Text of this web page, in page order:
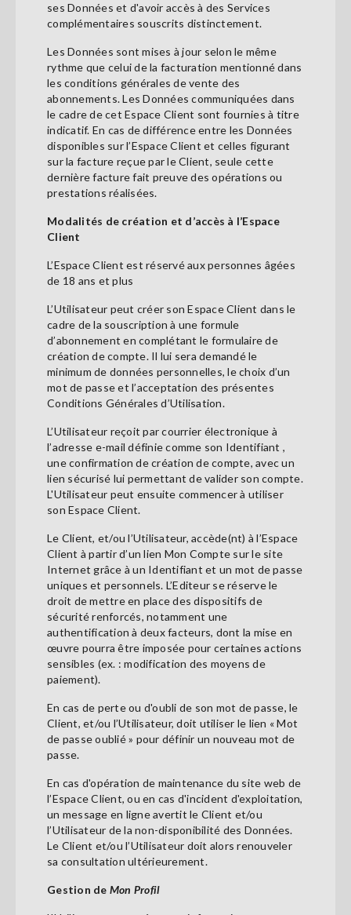
ses Données et d'avoir accès à des Services
complémentaires souscrits distinctement.
Les Données sont mises à jour selon le même
rythme que celui de la facturation mentionné dans
les conditions générales de vente des
abonnements. Les Données communiquées dans
le cadre de cet Espace Client sont fournies à titre
indicatif. En cas de différence entre les Données
disponibles sur l’Espace Client et celles figurant
sur la facture reçue par le Client, seule cette
dernière facture fait preuve des opérations ou
prestations réalisées.
Modalités de création et d’accès à l’Espace
Client
L’Espace Client est réservé aux personnes âgées
de 18 ans et plus
L’Utilisateur peut créer son Espace Client dans le
cadre de la souscription à une formule
d’abonnement en complétant le formulaire de
création de compte. Il lui sera demandé le
minimum de données personnelles, le choix d’un
mot de passe et l’acceptation des présentes
Conditions Générales d’Utilisation.
L’Utilisateur reçoit par courrier électronique à
l’adresse e-mail définie comme son Identifiant ,
une confirmation de création de compte, avec un
lien sécurisé lui permettant de valider son compte.
L'Utilisateur peut ensuite commencer à utiliser
son Espace Client.
Le Client, et/ou l’Utilisateur, accède(nt) à l’Espace
Client à partir d’un lien Mon Compte sur le site
Internet grâce à un Identifiant et un mot de passe
uniques et personnels. L’Editeur se réserve le
droit de mettre en place des dispositifs de
sécurité renforcés, notamment une
authentification à deux facteurs, dont la mise en
œuvre pourra être imposée pour certaines actions
sensibles (ex. : modification des moyens de
paiement).
En cas de perte ou d'oubli de son mot de passe, le
Client, et/ou l’Utilisateur, doit utiliser le lien « Mot
de passe oublié » pour définir un nouveau mot de
passe.
En cas d'opération de maintenance du site web de
l’Espace Client, ou en cas d'incident d'exploitation,
un message en ligne avertit le Client et/ou
l’Utilisateur de la non-disponibilité des Données.
Le Client et/ou l’Utilisateur doit alors renouveler
sa consultation ultérieurement.
Gestion de Mon Profil